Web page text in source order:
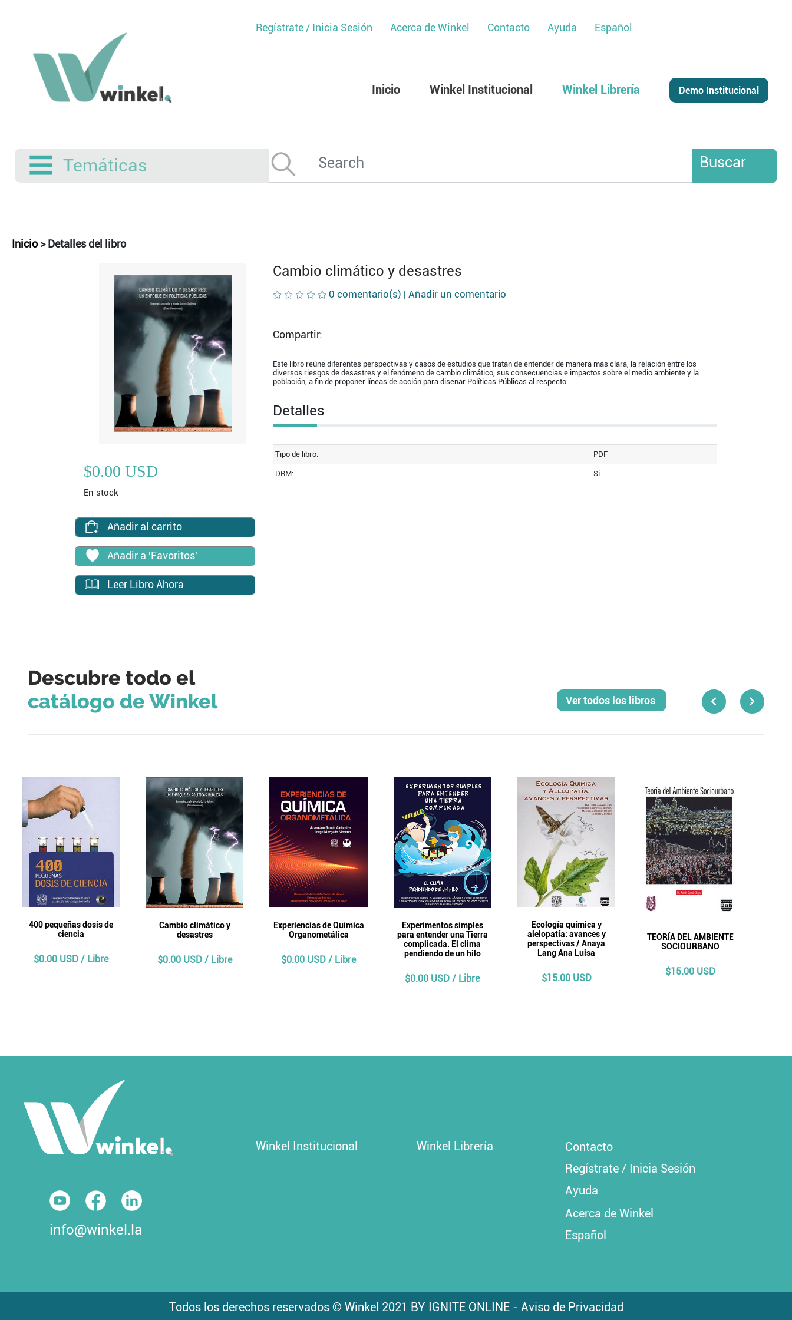
Regístrate / Inicia Sesión Acerca de Winkel Contacto Ayuda Español
Inicio Winkel Institucional Winkel Librería
Temáticas Buscar
Inicio >Detalles del libro
$0.00 USD
En stock
Añadir al carrito
Añadir a 'Favoritos'
Leer Libro Ahora
Cambio climático y desastres
0 comentario(s) | Añadir un comentario
Compartir:
Este libro reúne diferentes perspectivas y casos de estudios que tratan de entender de manera más clara, la relación entre los
diversos riesgos de desastres y el fenómeno de cambio climático, sus consecuencias e impactos sobre el medio ambiente y la
población, a fin de proponer líneas de acción para diseñar Políticas Públicas al respecto.
Detalles
Tipo de libro: PDF
DRM: Si
Descubre todo el
catálogo de Winkel
Ver todos los libros
400 pequeñas dosis de
ciencia
$0.00 USD / Libre
Cambio climático y
desastres
$0.00 USD / Libre
Experiencias de Química
Organometálica
$0.00 USD / Libre
Experimentos simples
para entender una Tierra
complicada. El clima
pendiendo de un hilo
$0.00 USD / Libre
Ecología química y
alelopatía: avances y
perspectivas / Anaya
Lang Ana Luisa
$15.00 USD
TEORÍA DEL AMBIENTE
SOCIOURBANO
$15.00 USD
info@winkel.la
Winkel Institucional Winkel Librería
Contacto
Regístrate / Inicia Sesión
Ayuda
Acerca de Winkel
Español
Todos los derechos reservados © Winkel 2021 BY IGNITE ONLINE - Aviso de Privacidad